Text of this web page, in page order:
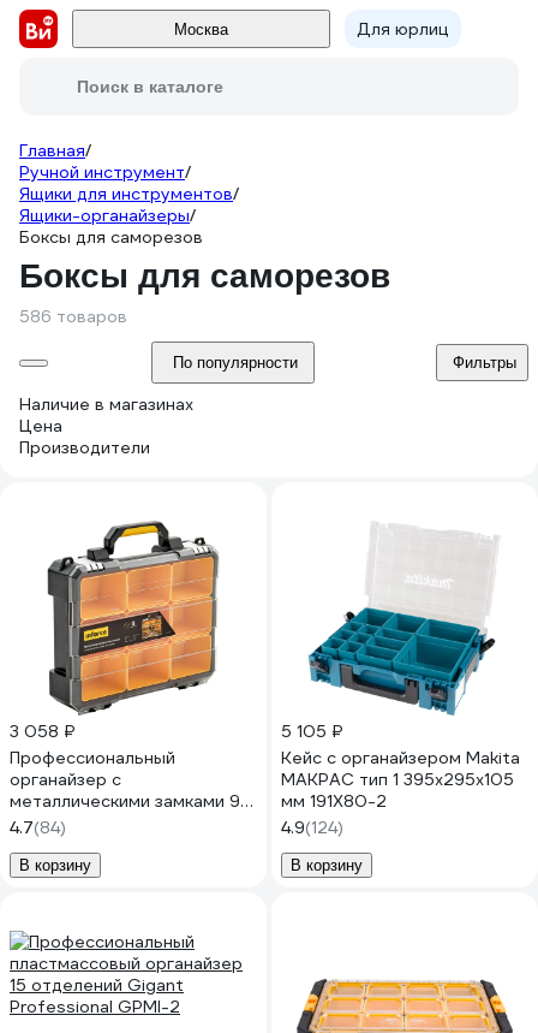
Москва Для юрлиц
Поиск в каталоге
Главная/
Ручной инструмент/
Ящики для инструментов/
Ящики-органайзеры/
Боксы для саморезов
Боксы для саморезов
586 товаров
По популярности Фильтры
Наличие в магазинах
Цена
Производители
3 058 ₽
Профессиональный
органайзер с
металлическими замками 9
отделений Inforce 06-20-10
4.7(84)
В корзину
5 105 ₽
Кейс с органайзером Makita
MAKPAC тип 1 395x295x105
мм 191X80-2
4.9(124)
В корзину